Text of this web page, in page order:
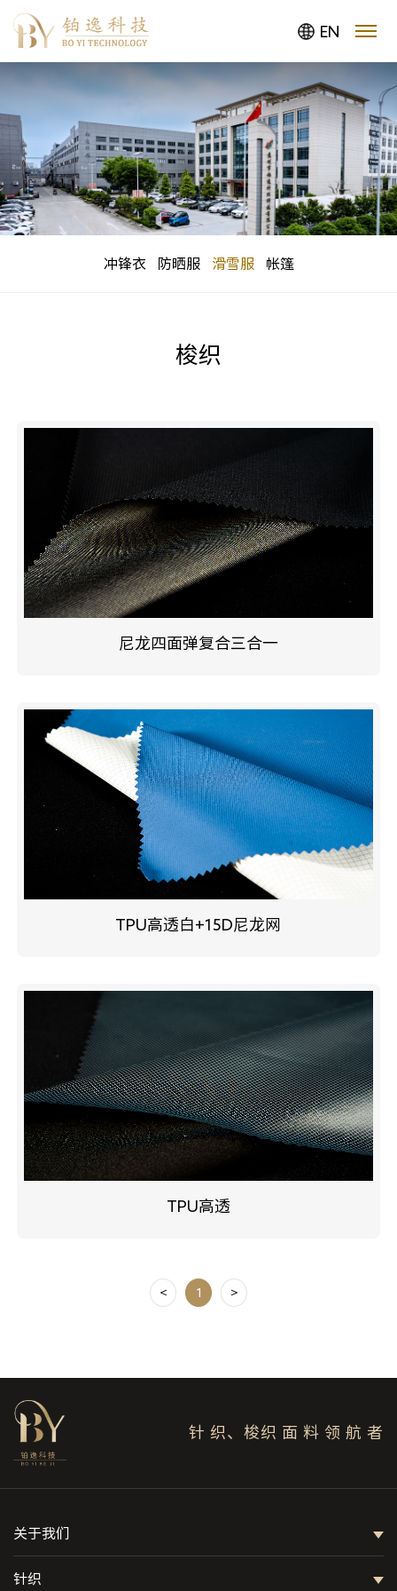
EN
冲锋衣 防晒服 滑雪服 帐篷
梭织
尼龙四面弹复合三合一
TPU高透白+15D尼龙网
TPU高透
< 1 >
针 织、梭织 面 料 领 航 者
关于我们
针织